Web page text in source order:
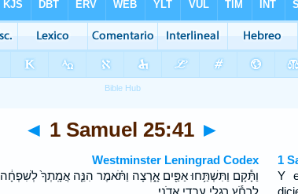
◄ 1 Samuel 25:41 ►
Westminster Leningrad Codex
וַתָּ֕קָם וַתִּשְׁתַּ֥חוּ אַפַּ֖יִם אָ֑רְצָה וַתֹּ֗אמֶר הִנֵּ֤ה אֲמָֽתְךָ֙ לְשִׁפְחָ֔ה
לִרְחֹ֕ץ רַגְלֵ֖י עַבְדֵ֥י אֲדֹנִֽי׃
1
Y